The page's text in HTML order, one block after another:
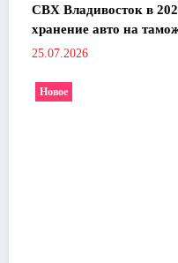
СВХ Владивосток в
хранение авто на
25.07.2026
Новое